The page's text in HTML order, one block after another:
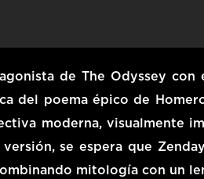
deThe Odyssey con
del poema épico de
moderna, visualmente
se espera que
mitología con un